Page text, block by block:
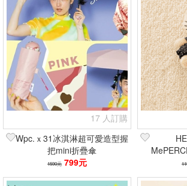
17 人訂購
Wpc.ｘ31冰淇淋超可愛造型握
把mini折疊傘
1590元 799元